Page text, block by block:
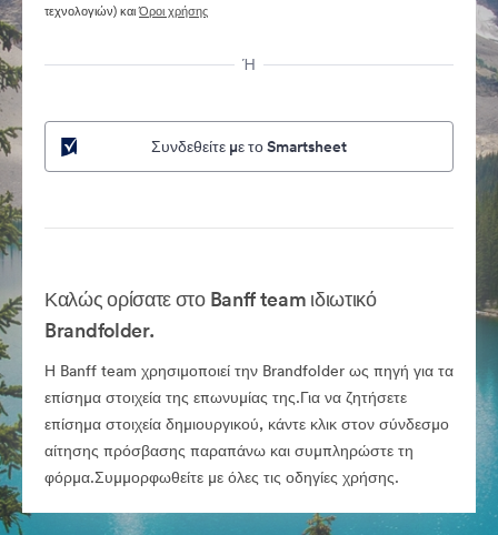
τεχνολογιών) καιΌροι χρήσης
Ή
Συνδεθείτε με το Smartsheet
Καλώς ορίσατε στο Banff team ιδιωτικό
Brandfolder.
Η Banff team χρησιμοποιεί την Brandfolder ως πηγή για τα
επίσημα στοιχεία της επωνυμίας της.Για να ζητήσετε
επίσημα στοιχεία δημιουργικού, κάντε κλικ στον σύνδεσμο
αίτησης πρόσβασης παραπάνω και συμπληρώστε τη
φόρμα.Συμμορφωθείτε με όλες τις οδηγίες χρήσης.